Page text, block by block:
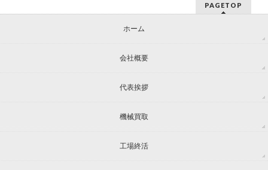
PAGETOP
ホーム
会社概要
代表挨拶
機械買取
工場終活